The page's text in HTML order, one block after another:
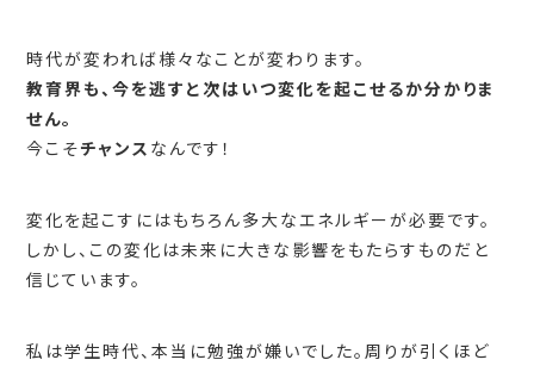
時代が変われば様々なことが変わります。
教育界も、今を逃すと次はいつ変化を起こせるか分かりま
せん。
今こそチャンス なんです！
変化を起こすにはもちろん多大なエネルギーが必要です。
しかし、この変化は未来に大きな影響をもたらすものだと
信じています。
私は学生時代、本当に勉強が嫌いでした。周りが引くほど